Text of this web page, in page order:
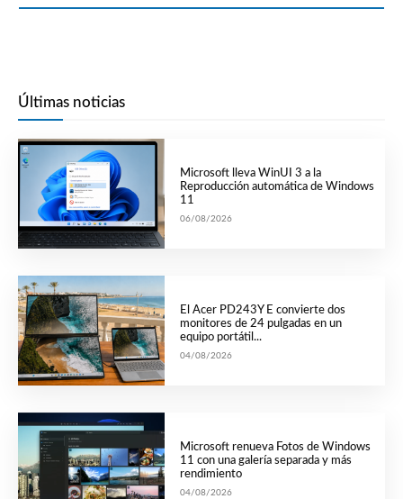
Últimas noticias
Microsoft lleva WinUI 3 a la
Reproducción automática de Windows
11
06/08/2026
El Acer PD243Y E convierte dos
monitores de 24 pulgadas en un
equipo portátil...
04/08/2026
Microsoft renueva Fotos de Windows
11 con una galería separada y más
rendimiento
04/08/2026